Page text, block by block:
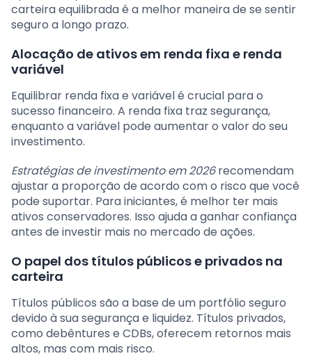
carteira equilibrada é a melhor maneira de se sentir
seguro a longo prazo.
Alocação de ativos em renda fixa e renda
variável
Equilibrar renda fixa e variável é crucial para o
sucesso financeiro. A renda fixa traz segurança,
enquanto a variável pode aumentar o valor do seu
investimento.
Estratégias de investimento em 2026recomendam
ajustar a proporção de acordo com o risco que você
pode suportar. Para iniciantes, é melhor ter mais
ativos conservadores. Isso ajuda a ganhar confiança
antes de investir mais no mercado de ações.
O papel dos títulos públicos e privados na
carteira
Títulos públicos são a base de um portfólio seguro
devido à sua segurança e liquidez. Títulos privados,
como debêntures e CDBs, oferecem retornos mais
altos, mas com mais risco.